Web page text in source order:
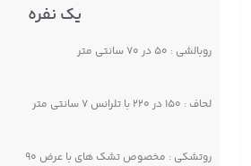
یک نفره
روبالشی : ۵۰ در ۷۰ سانتی متر
لحاف : ۱۵۰ در ۲۲۰ با تلرانس ۷ سانتی متر
روتشکی : مخصوص تشک های با عرض ۹۰